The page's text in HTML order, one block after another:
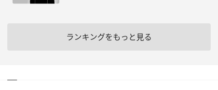
ランキングをもっと見る